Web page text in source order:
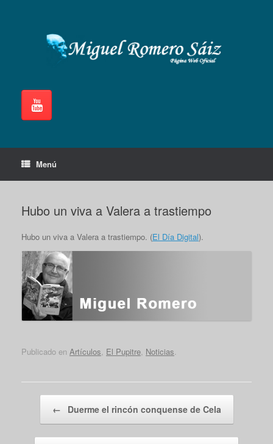
Menú
Hubo un viva a Valera a trastiempo
Hubo un viva a Valera a trastiempo. (El Día Digital).
Publicado en Artículos El Pupitre Noticias
← Duerme el rincón conquense de Cela